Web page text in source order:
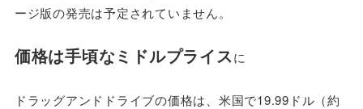
ージ版の発売は予定されていません。
価格は手頃なミドルプライスに
ドラッグアンドドライブの価格は、米国で19.99ドル（約